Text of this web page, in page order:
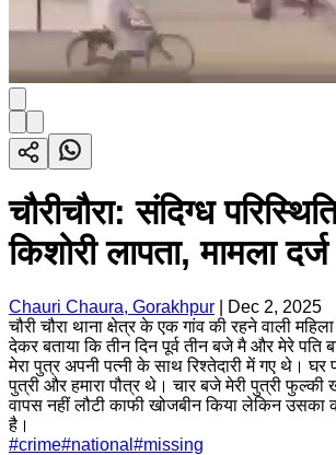
चौरीचौरा: संदिग्ध
किशोरी लापता, मामला दर्ज
Chauri Chaura, Gorakhpur
Dec 2, 2025
चौरी चौरा थाना क्षेत्र के एक गांव की रहने वाली
देकर बताया कि तीन दिन पूर्व तीन बजे मै और मेरे
मेरा पुत्र अपनी पत्नी के साथ रिश्तेदारी में गए थे। घर
पुत्री और हमारा पौत्र थे। चार बजे मेरी पुत्री
वापस नहीं लौटी काफी खोजबीन किया लेकिन उसका
है।
#crime#national #missing